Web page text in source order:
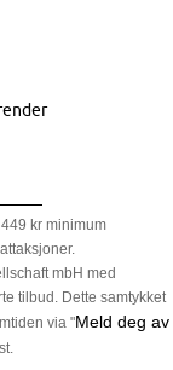
kr minimum
mbH med
tilbud. Dette samtykket
via "Meld deg av